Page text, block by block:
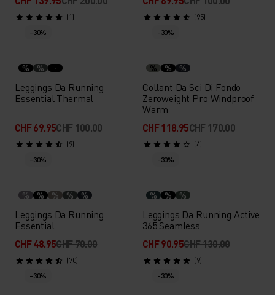
(1)
(95)
-30%
% %
Leggings Da Running
Essential Thermal
CHF 69.95CHF 100.00
(9)
-30%
% % %
Collant Da Sci Di Fondo
Zeroweight Pro Windproof
Warm
CHF 118.95CHF 170.00
(4)
-30%
% % % % %
Leggings Da Running
Essential
CHF 48.95CHF 70.00
(70)
-30%
% % %
Leggings Da Running Active
365 Seamless
CHF 90.95CHF 130.00
(9)
-30%
-30%